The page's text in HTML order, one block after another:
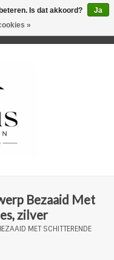
Bezaaid Met
zilver
MET SCHITTERENDE
Is dat akkoord?
Ja
»